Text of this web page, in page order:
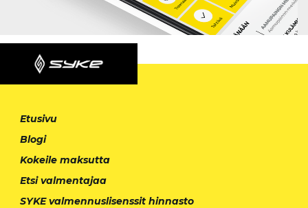
Etusivu
Blogi
Kokeile maksutta
Etsi valmentajaa
SYKE valmennuslisenssit hinnasto